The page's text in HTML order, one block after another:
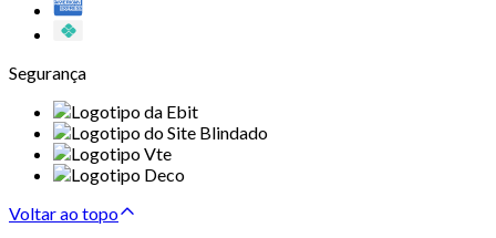
Segurança
Voltar ao topo